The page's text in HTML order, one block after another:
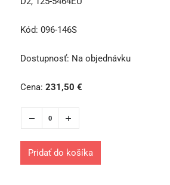
Kód: 096-146S
Dostupnosť: Na objednávku
Cena: 231,50 €
Pridať do košíka